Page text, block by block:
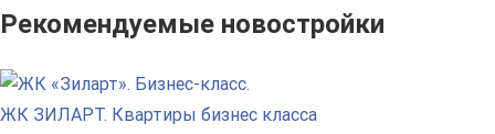
Рекомендуемые новостройки
ЖК ЗИЛАРТ. Квартиры бизнес класса